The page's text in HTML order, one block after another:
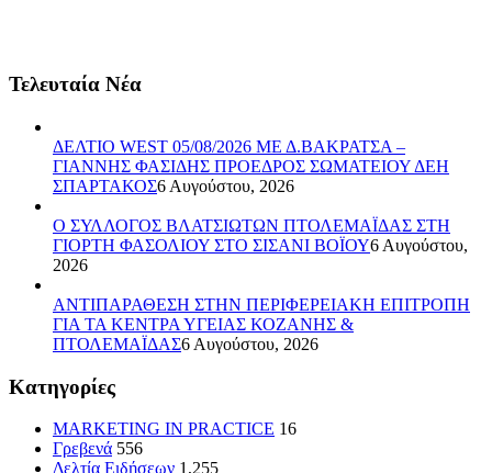
Τελευταία Νέα
ΔΕΛΤΙΟ WEST 05/08/2026 ΜΕ Δ.ΒΑΚΡΑΤΣΑ –
ΓΙΑΝΝΗΣ ΦΑΣΙΔΗΣ ΠΡΟΕΔΡΟΣ ΣΩΜΑΤΕΙΟΥ ΔΕΗ
ΣΠΑΡΤΑΚΟΣ6 Αυγούστου, 2026
Ο ΣΥΛΛΟΓΟΣ ΒΛΑΤΣΙΩΤΩΝ ΠΤΟΛΕΜΑΪΔΑΣ ΣΤΗ
ΓΙΟΡΤΗ ΦΑΣΟΛΙΟΥ ΣΤΟ ΣΙΣΑΝΙ ΒΟΪΟΥ6 Αυγούστου,
2026
ΑΝΤΙΠΑΡΑΘΕΣΗ ΣΤΗΝ ΠΕΡΙΦΕΡΕΙΑΚΗ ΕΠΙΤΡΟΠΗ
ΓΙΑ ΤΑ ΚΕΝΤΡΑ ΥΓΕΙΑΣ ΚΟΖΑΝΗΣ &
ΠΤΟΛΕΜΑΪΔΑΣ6 Αυγούστου, 2026
Kατηγορίες
MARKETING IN PRACTICE 16
Γρεβενά 556
Δελτία Ειδήσεων 1,255